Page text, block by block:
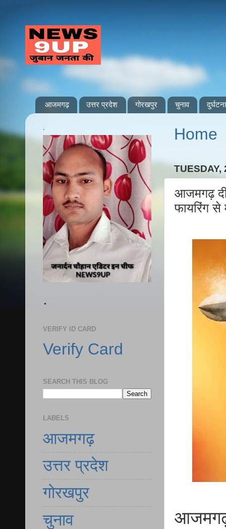
आजमगढ़ उत्तर प्रदेश गोरखपुर चुनाव दुर्घटना
Home
TUESDAY,
आजमगढ़
फायरिंग से
आजमगढ़
.
.
VERIFY ID CARD
Verify Card
SEARCH THIS BLOG
LABELS
आजमगढ़
उत्तर प्रदेश
गोरखपुर
चुनाव